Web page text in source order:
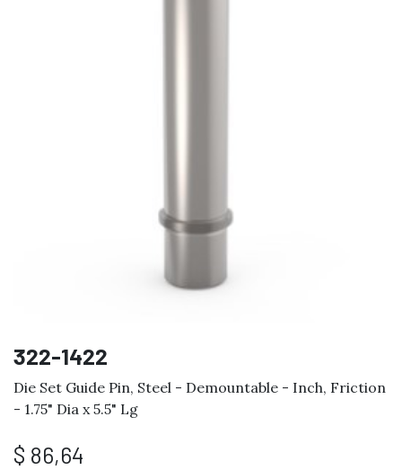
322-1422
Die Set Guide Pin, Steel - Demountable - Inch, Friction
- 1.75" Dia x 5.5" Lg
$ 86,64